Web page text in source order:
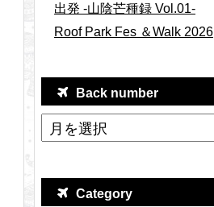
出発 -山陰芒種録 Vol.01-
Roof Park Fes ＆Walk 2026
Back number
Category